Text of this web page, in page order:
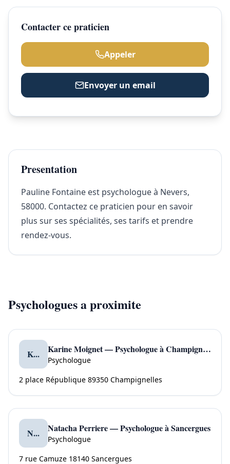
Contacter ce praticien
Appeler
Envoyer un email
Presentation
Pauline Fontaine est psychologue à Nevers,
58000. Contactez ce praticien pour en savoir
plus sur ses spécialités, ses tarifs et prendre
rendez-vous.
Psychologues a proximite
K... Karine Moignet — Psychologue à Champignelles
Psychologue
2 place République 89350 Champignelles
N... Natacha Perriere — Psychologue à Sancergues
Psychologue
7 rue Camuze 18140 Sancergues